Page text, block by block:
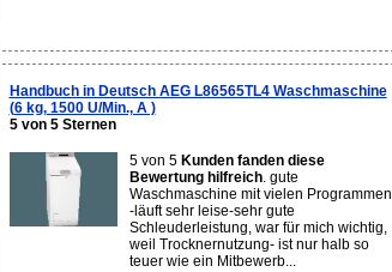
Handbuch in Deutsch AEG L86565TL4 Waschmaschine
(6 kg, 1500 U/Min., A )
5 von 5 Sternen
5 von 5 Kunden fanden diese
Bewertung hilfreich. gute
Waschmaschine mit vielen Programmen
-läuft sehr leise-sehr gute
Schleuderleistung, war für mich wichtig,
weil Trocknernutzung- ist nur halb so
teuer wie ein Mitbewerb...